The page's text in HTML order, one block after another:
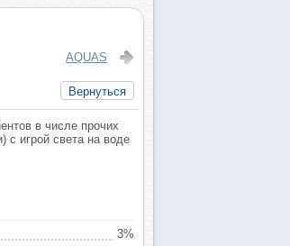
AQUAS
Вернуться
в числе прочих
с игрой света на воде
3%